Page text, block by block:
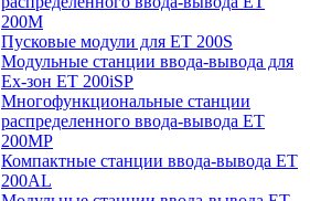
200M
Пусковые модули для ET 200S
Модульные станции ввода-вывода для
Ex-зон ET 200iSP
Многофункциональные станции
распределенного ввода-вывода ET
200MP
Компактные станции ввода-вывода ET
200AL